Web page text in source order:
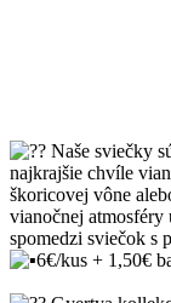
Foto
Naše sviečky
najkrajšie chvíle
škoricovej vône
vianočnej atmosféry
spomedzi sviečok s
6€/kus + 1,50€